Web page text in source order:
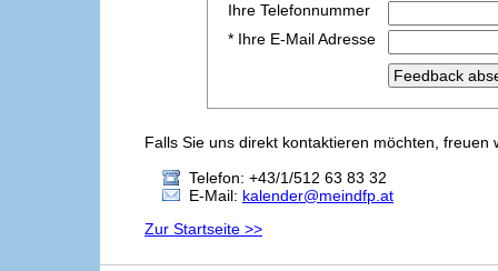
Ihre Telefonnummer
* Ihre E-Mail Adresse
Falls Sie uns direkt kontaktieren möchten,
Telefon: +43/1/512 63 83 32
E-Mail: kalender@meindfp.at
Zur Startseite >>